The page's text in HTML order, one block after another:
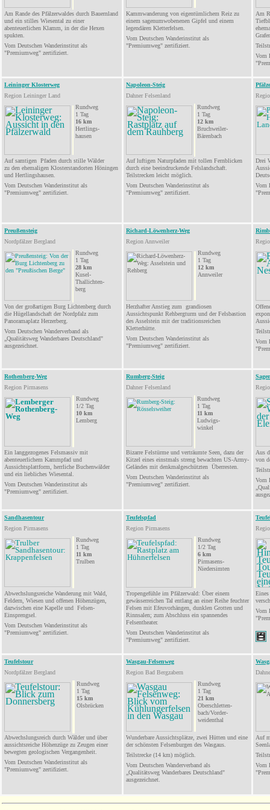
Am Rande des Pfälzerwaldes durch Bauernland
und ein stilles Wiesental zu einer
abenteuerlichen Klamm, in der die Hexen
spukten.
Vom Deutschen Wanderinstitut als
"Premiumweg" zertifiziert.
Kammwanderung von eigentümlichem Reiz zu
einem sagenumwobenenen Gipfel und einem
legendären Kletterfelsen.
Vom Deutschen Wanderinstitut als
"Premiumweg" zertifiziert.
Am
Vom
Leininger Klosterweg
Region Leininger Land
Rundweg
1 Tag
16 km
Hertlings-
hausen
Auf samtigen Pfaden durch stille Wälder
zu den ehemaligen Klosterstandorten Höningen
und Hertlingshausen.
Vom Deutschen Wanderinstitut als
"Premiumweg" zertifiziert.
Napoleon-Steig
Dahner Felsenland
Rundweg
1 Tag
12 km
Bruchweiler-
Bärenbach
Auf luftigen Naturpfaden mit tollen Fernblicken
durch eine beeindruckende Felslandschaft.
Teilstrecken leicht möglich.
Vom Deutschen Wanderinstitut als
"Premiumweg" zertifiziert.
Drei
Vom
"
Preußensteig
Nordpfälzer Bergland
Rundweg
1 Tag
28 km
Kusel-
Thallichten-
berg
Von der großartigen Burg Lichtenberg durch
die Hügellandschaft der Nordpfalz zum
Panoramaplatz Herzerberg.
Vom Deutschen Wanderverband als
„Qualitätsweg Wanderbares Deutschland"
ausgezeichnet.
Richard-Löwenherz-Weg
Region Annweiler
Rundweg
1 Tag
12 km
Annweiler
Herzhafter Anstieg zum grandiosen
Aussichtspunkt Rehbergturm und der Felsbastion
des Asselstein mit der traditionsreichen
Kletterhütte.
Vom Deutschen Wanderinstitut als
"Premiumweg" zertifiziert.
Vom
Rothenberg-Weg
Region Pirmasens
Rundweg
1/2 Tag
10 km
Lemberg
Ein langgezogenes Felsmassiv mit
abenteuerlichem Kammpfad und
Aussichtsplattform, herrliche Buchenwälder
und ein liebliches Wiesental.
Vom Deutschen Wanderinstitut als
"Premiumweg" zertifiziert.
Rumberg-Steig
Dahner Felsenland
Rundweg
1 Tag
11 km
Ludwigs-
winkel
Bizarre Felstürme und verträumte Seen, dazu der
Kitzel eines einstmals streng bewachten US-Army-
Geländes mit denkmalgeschützten Überresten.
Vom Deutschen Wanderinstitut als
"Premiumweg" zertifiziert.
Aus
von
Vom
Sandhasentour
Region Pirmasens
Rundweg
1 Tag
11 km
Trulben
Abwechslungsreiche Wanderung mit Wald,
Feldern, Wiesen und offenen Höhenzügen,
dazwischen eine Kapelle und Felsen-
Einsprengsel.
Vom Deutschen Wanderinstitut als
"Premiumweg" zertifiziert.
Teufelspfad
Region Pirmasens
Rundweg
1/2 Tag
6 km
Pirmasens-
Niedersimten
Tropengefühle im Pfälzerwald: Über einem
gewässerreichen Tal entlang an einer Reihe feuchter
Felsen mit Efeuvorhängen, dunklen Grotten und
Rinnsalen; zum Abschluss ein spannendes
Felsentheater.
Vom Deutschen Wanderinstitut als
"Premiumweg" zertifiziert.
Vom
Teufelstour
Nordpfälzer Bergland
Rundweg
1 Tag
15 km
Olsbrücken
Abwechslungsreich durch Wälder und über
aussichtsreiche Höhenzüge zu Zeugen einer
bewegten geologischen Vergangenheit.
Vom Deutschen Wanderinstitut als
"Premiumweg" zertifiziert.
Wasgau-Felsenweg
Region Bad Bergzabern
Rundweg
1 Tag
21 km
Oberschletten-
bach/Vorder-
weidenthal
Wunderbare Aussichtsplätze, zwei Hütten und eine
der schönsten Felsenburgen des Wasgaus.
Teilstrecke (14 km) möglich.
Vom Deutschen Wanderverband als
„Qualitätsweg Wanderbares Deutschland"
ausgezeichnet.
Auf
Vom
"